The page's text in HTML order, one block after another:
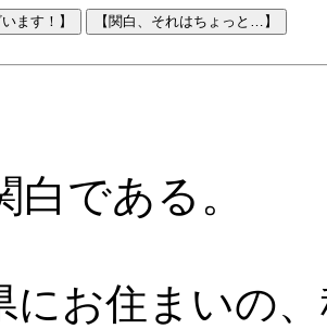
である。
お住まいの